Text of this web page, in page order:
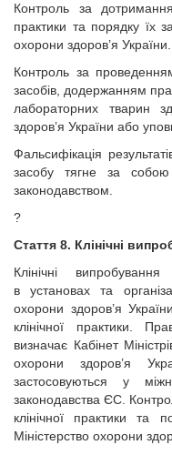
Контроль за
практики та порядку їх
охорони здоров’я України.
Контроль за
засобів, додержанням
лабораторних тварин
здоров’я України або
Фальсифікація
засобу тягне за собою
законодавством.
?
Стаття 8. Клінічні
Клінічні
в установах та
охорони здоров’я
клінічної практики.
визначає Кабінет
охорони здоров’я
застосовуються у
законодавства ЄС.
клінічної практики та
Міністерство охорони